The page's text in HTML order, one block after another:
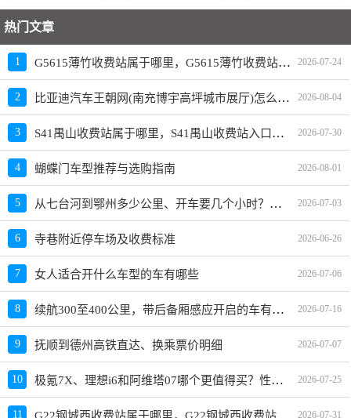
热门文章
1 G5615薄竹收费站属于哪里，G5615薄竹收费站入口的详细地址 2026-07-24
2 比亚迪汽车王朝网(南充博宇高坪城市展厅)怎么样、地址、电话、上班时间查询 2026-08-04
3 S41禺山收费站属于哪里，S41禺山收费站入口的详细地址 2026-07-30
4 蝴蝶门车型推荐与选购指南 2026-08-01
5 从七台河到鄂州多少公里、开车要几个小时？过路费、油费等 2026-07-03
6 寺巷附近停车场及收费标准 2026-06-26
7 女人适合开什么车型的车有哪些 2026-07-06
8 续航300至400公里，带后备厢感应开启的车有哪些？买哪款好？ 2026-07-16
9 抚顺到德州高铁直达、换乘票价明细 2026-07-07
10 极氪7X、理想i6和阿维塔07哪个更值得买？性价比、配置对比 2026-07-25
11 2026-07-31